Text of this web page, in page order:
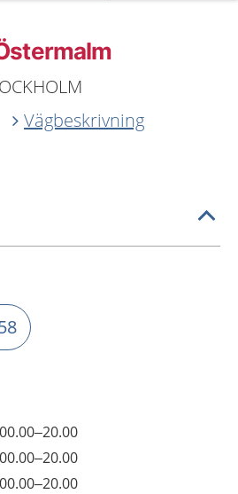
Vägbeskrivning
00.00–20.00
00.00–20.00
00.00–20.00